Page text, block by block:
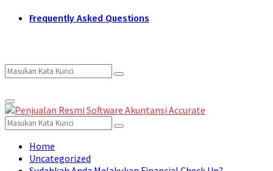
Frequently Asked Questions
Search
for:
Search
Primary
Menu
Search
for:
Search
Home
Uncategorized